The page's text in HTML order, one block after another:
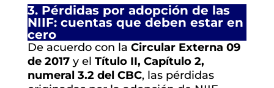
3. Pérdidas por adopción de las
NIIF: cuentas que deben estar en
cero
De acuerdo con la Circular Externa 09
de 2017y el Título II, Capítulo 2,
numeral 3.2 del CBC, las pérdidas